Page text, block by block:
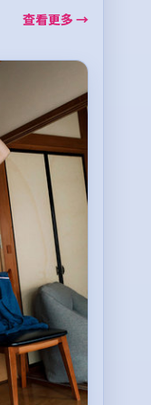
查看更多 →